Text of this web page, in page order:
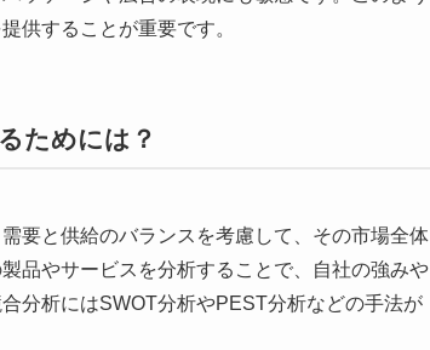
供することが重要です。
ためには？
要と供給のバランスを考慮して、その市場全体
品やサービスを分析することで、自社の強みや
分析にはSWOT分析やPEST分析などの手法が